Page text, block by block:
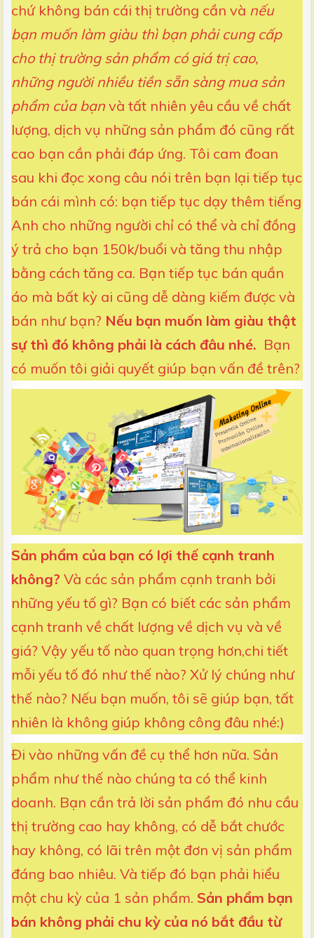
chứ không bán cái thị trường cần và nếu
bạn muốn làm giàu thì bạn phải cung cấp
cho thị trường sản phẩm có giá trị cao,
những người nhiều tiền sẵn sàng mua sản
phẩm của bạn và tất nhiên yêu cầu về chất
lượng, dịch vụ những sản phẩm đó cũng rất
cao bạn cần phải đáp ứng. Tôi cam đoan
sau khi đọc xong câu nói trên bạn lại tiếp tục
bán cái mình có: bạn tiếp tục dạy thêm tiếng
Anh cho những người chỉ có thể và chỉ đồng
ý trả cho bạn 150k/buổi và tăng thu nhập
bằng cách tăng ca. Bạn tiếp tục bán quần
áo mà bất kỳ ai cũng dễ dàng kiếm được và
bán như bạn? Nếu bạn muốn làm giàu thật
sự thì đó không phải là cách đâu nhé. Bạn
có muốn tôi giải quyết giúp bạn vấn đề trên?
Sản phẩm của bạn có lợi thế cạnh tranh
không? Và các sản phẩm cạnh tranh bởi
những yếu tố gì? Bạn có biết các sản phẩm
cạnh tranh về chất lượng về dịch vụ và về
giá? Vậy yếu tố nào quan trọng hơn,chi tiết
mỗi yếu tố đó như thế nào? Xử lý chúng như
thế nào? Nếu bạn muốn, tôi sẽ giúp bạn, tất
nhiên là không giúp không công đâu nhé:)
Đi vào những vấn đề cụ thể hơn nữa. Sản
phẩm như thế nào chúng ta có thể kinh
doanh. Bạn cần trả lời sản phẩm đó nhu cầu
thị trường cao hay không, có dễ bắt chước
hay không, có lãi trên một đơn vị sản phẩm
đáng bao nhiêu. Và tiếp đó bạn phải hiểu
một chu kỳ của 1 sản phẩm. Sản phẩm bạn
bán không phải chu kỳ của nó bắt đầu từ